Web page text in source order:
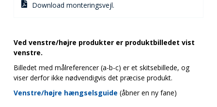
Download monteringsvejl.
Ved venstre/højre produkter er produktbilledet vist
venstre.
Billedet med målreferencer (a-b-c) er et skitsebillede, og
viser derfor ikke nødvendigvis det præcise produkt.
Venstre/højre hængselsguide (åbner en ny fane)